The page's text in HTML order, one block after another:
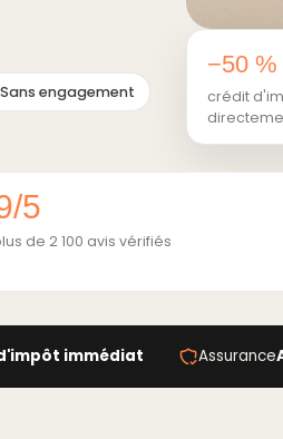
Sans engagement
−50 %
crédit
5
de 2 100 avis vérifiés
immédiat Assurance